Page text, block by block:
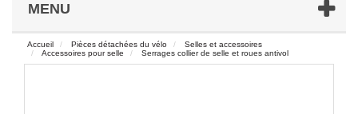
MENU
Accueil Pièces détachées du vélo
Selles et accessoires
Accessoires pour selle
Serrages collier de selle et roues antivol